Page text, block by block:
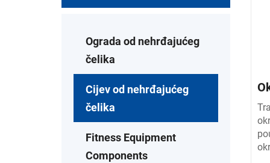
Ograda od nehrđajućeg
čelika
Cijev od nehrđajućeg
čelika
Fitness Equipment
Components